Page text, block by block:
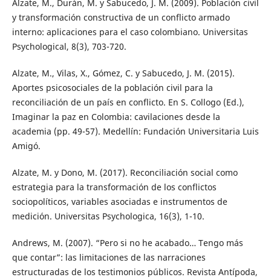
Alzate, M., Durán, M. y Sabucedo, J. M. (2009). Población civil
y transformación constructiva de un conflicto armado
interno: aplicaciones para el caso colombiano. Universitas
Psychological, 8(3), 703-720.
Alzate, M., Vilas, X., Gómez, C. y Sabucedo, J. M. (2015).
Aportes psicosociales de la población civil para la
reconciliación de un país en conflicto. En S. Collogo (Ed.),
Imaginar la paz en Colombia: cavilaciones desde la
academia (pp. 49-57). Medellín: Fundación Universitaria Luis
Amigó.
Alzate, M. y Dono, M. (2017). Reconciliación social como
estrategia para la transformación de los conflictos
sociopolíticos, variables asociadas e instrumentos de
medición. Universitas Psychologica, 16(3), 1-10.
Andrews, M. (2007). “Pero si no he acabado… Tengo más
que contar”: las limitaciones de las narraciones
estructuradas de los testimonios públicos. Revista Antípoda,